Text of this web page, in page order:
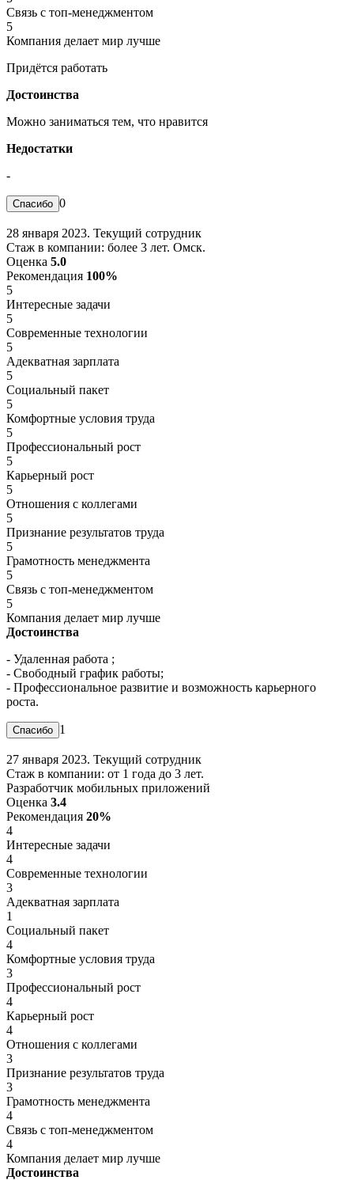
Связь с топ-менеджментом
5
Компания делает мир лучше
Придётся работать
Достоинства
Можно заниматься тем, что нравится
Недостатки
-
0
28 января 2023. Текущий сотрудник
Стаж в компании: более 3 лет. Омск.
Оценка 5.0
Рекомендация 100%
5
Интересные задачи
5
Современные технологии
5
Адекватная зарплата
5
Социальный пакет
5
Комфортные условия труда
5
Профессиональный рост
5
Карьерный рост
5
Отношения с коллегами
5
Признание результатов труда
5
Грамотность менеджмента
5
Связь с топ-менеджментом
5
Компания делает мир лучше
Достоинства
- Удаленная работа ;
- Свободный график работы;
- Профессиональное развитие и возможность карьерного
роста.
1
27 января 2023. Текущий сотрудник
Стаж в компании: от 1 года до 3 лет.
Разработчик мобильных приложений
Оценка 3.4
Рекомендация 20%
4
Интересные задачи
4
Современные технологии
3
Адекватная зарплата
1
Социальный пакет
4
Комфортные условия труда
3
Профессиональный рост
4
Карьерный рост
4
Отношения с коллегами
3
Признание результатов труда
3
Грамотность менеджмента
4
Связь с топ-менеджментом
4
Компания делает мир лучше
Достоинства